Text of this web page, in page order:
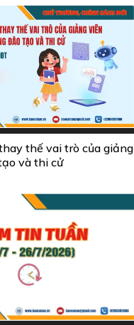
thế vai trò của giảng
và thi cử